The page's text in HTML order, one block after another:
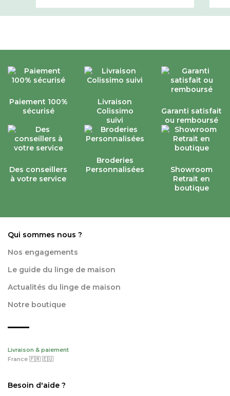
Paiement 100%
sécurisé
Livraison
Colissimo
suivi
Garanti satisfait
ou remboursé
Des conseillers
à votre service
Broderies
Personnalisées
Showroom
Retrait en
boutique
Qui sommes nous ?
Nos engagements
Le guide du linge de maison
Actualités du linge de maison
Notre boutique
Livraison & paiement
France 🇫🇷 🇪🇺
Besoin d'aide ?